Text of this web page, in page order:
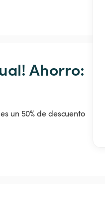
Ahorro:
un 50% de descuento